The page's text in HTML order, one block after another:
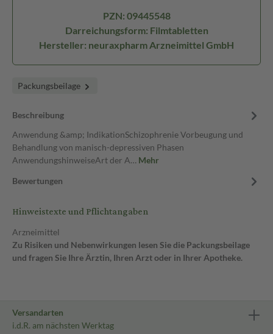
PZN: 09445548
Darreichungsform: Filmtabletten
Hersteller: neuraxpharm Arzneimittel GmbH
Packungsbeilage
Beschreibung
Anwendung &amp; IndikationSchizophrenie Vorbeugung und
Behandlung von manisch-depressiven Phasen
AnwendungshinweiseArt der A… Mehr
Bewertungen
Hinweistexte und Pflichtangaben
Arzneimittel
Zu Risiken und Nebenwirkungen lesen Sie die Packungsbeilage
und fragen Sie Ihre Ärztin, Ihren Arzt oder in Ihrer Apotheke.
Versandarten
i.d.R. am nächsten Werktag